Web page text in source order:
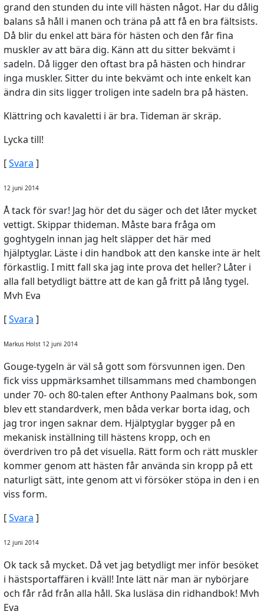
grand den stunden du inte vill hästen något. Har du dålig
balans så håll i manen och träna på att få en bra fältsists.
Då blir du enkel att bära för hästen och den får fina
muskler av att bära dig. Känn att du sitter bekvämt i
sadeln. Då ligger den oftast bra på hästen och hindrar
inga muskler. Sitter du inte bekvämt och inte enkelt kan
ändra din sits ligger troligen inte sadeln bra på hästen.
Klättring och kavaletti i är bra. Tideman är skräp.
Lycka till!
[Svara ]
12 juni 2014
Å tack för svar! Jag hör det du säger och det låter mycket
vettigt. Skippar thideman. Måste bara fråga om
goghtygeln innan jag helt släpper det här med
hjälptyglar. Läste i din handbok att den kanske inte är helt
förkastlig. I mitt fall ska jag inte prova det heller? Låter i
alla fall betydligt bättre att de kan gå fritt på lång tygel.
Mvh Eva
[Svara ]
Markus Holst 12 juni 2014
Gouge-tygeln är väl så gott som försvunnen igen. Den
fick viss uppmärksamhet tillsammans med chambongen
under 70- och 80-talen efter Anthony Paalmans bok, som
blev ett standardverk, men båda verkar borta idag, och
jag tror ingen saknar dem. Hjälptyglar bygger på en
mekanisk inställning till hästens kropp, och en
överdriven tro på det visuella. Rätt form och rätt muskler
kommer genom att hästen får använda sin kropp på ett
naturligt sätt, inte genom att vi försöker stöpa in den i en
viss form.
[Svara ]
12 juni 2014
Ok tack så mycket. Då vet jag betydligt mer inför besöket
i hästsportaffären i kväll! Inte lätt när man är nybörjare
och får råd från alla håll. Ska lusläsa din ridhandbok! Mvh
Eva